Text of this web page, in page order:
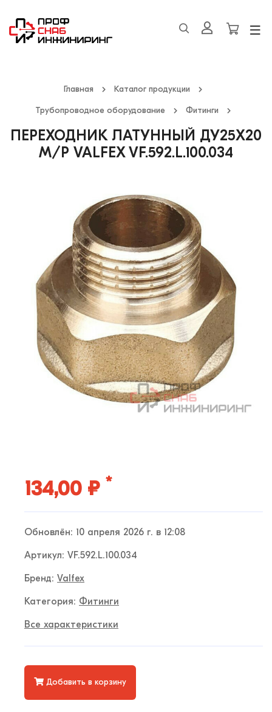
Главная Каталог продукции
Трубопроводное оборудование Фитинги
ПЕРЕХОДНИК ЛАТУННЫЙ ДУ25Х20
М/Р VALFEX VF.592.L.100.034
134,00 ₽ *
Обновлён: 10 апреля 2026 г. в 12:08
Артикул: VF.592.L.100.034
Бренд: Valfex
Категория: Фитинги
Все характеристики
Добавить в корзину